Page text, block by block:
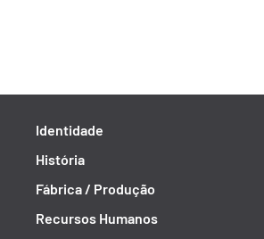
Identidade
História
Fábrica / Produção
Recursos Humanos